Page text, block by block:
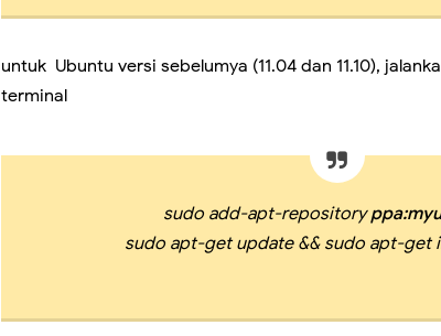
untuk Ubuntu versi sebelumya (11.04 dan 11.10),
terminal
sudo add-apt-repository
sudo apt-get update && sudo apt-get